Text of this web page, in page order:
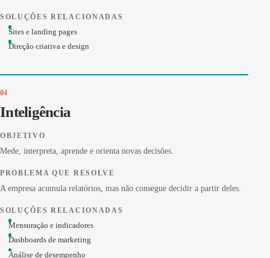
SOLUÇÕES RELACIONADAS
Sites e landing pages
Direção criativa e design
04
Inteligência
OBJETIVO
Mede, interpreta, aprende e orienta novas decisões.
PROBLEMA QUE RESOLVE
A empresa acumula relatórios, mas não consegue decidir a partir deles.
SOLUÇÕES RELACIONADAS
Mensuração e indicadores
Dashboards de marketing
Análise de desempenho